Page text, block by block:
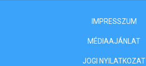
IMPRESSZUM
MÉDIAAJÁNLAT
JOGI NYILATKOZAT